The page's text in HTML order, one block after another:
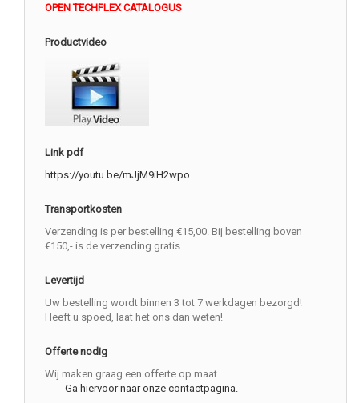
OPEN TECHFLEX CATALOGUS
Productvideo
Link pdf
https://youtu.be/mJjM9iH2wpo
Transportkosten
Verzending is per bestelling €15,00. Bij bestelling boven
€150,- is de verzending gratis.
Levertijd
Uw bestelling wordt binnen 3 tot 7 werkdagen bezorgd!
Heeft u spoed, laat het ons dan weten!
Offerte nodig
Wij maken graag een offerte op maat.
Ga hiervoor naar onze contactpagina.